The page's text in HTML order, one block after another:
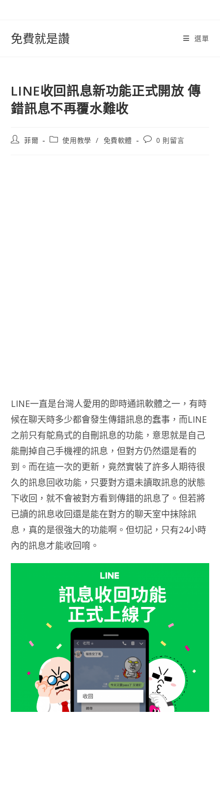
免費就是讚 選單
LINE收回訊息新功能正式開放 傳
錯訊息不再覆水難收
文
菲爾
文
使用教學 / 免費軟體
文
0 則留言
LINE一直是台灣人愛用的即時通訊軟體之一，有時
候在聊天時多少都會發生傳錯訊息的蠢事，而LINE
之前只有鴕鳥式的自刪訊息的功能，意思就是自己
能刪掉自己手機裡的訊息，但對方仍然還是看的
到。而在這一次的更新，竟然實裝了許多人期待很
久的訊息回收功能，只要對方還未讀取訊息的狀態
下收回，就不會被對方看到傳錯的訊息了。但若將
已讀的訊息收回還是能在對方的聊天室中抹除訊
息，真的是很強大的功能啊。但切記，只有24小時
內的訊息才能收回唷。